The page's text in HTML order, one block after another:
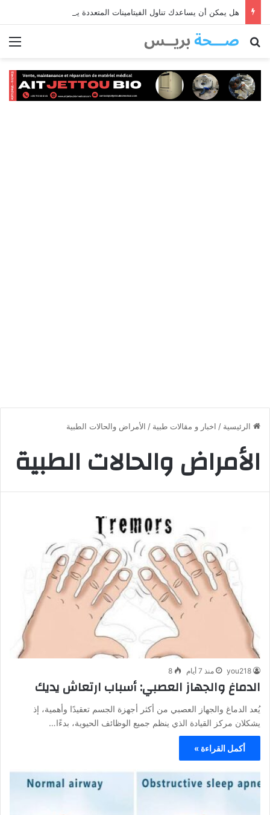
بحث عن
الرئيسية / اخبار و مقالات طبية / الأمراض والحالات الطبية
الأمراض والحالات الطبية
you218 منذ 7 أيام 8
الدماغ والجهاز العصبي: أسباب ارتعاش يديك
يُعد الدماغ والجهاز العصبي من أكثر أجهزة الجسم تعقيدًا وأهمية، إذ
يشكلان مركز القيادة الذي ينظم جميع الوظائف الحيوية، بدءًا…
أكمل القراءة »